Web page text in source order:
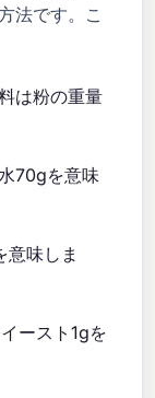
法です。こ
は粉の重量
70gを意味
味しま
ースト1gを